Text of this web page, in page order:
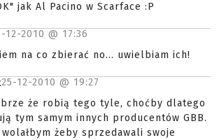
jak Al Pacino w Scarface :P
12-2010 @ 17:36
na co zbierać no... uwielbiam ich!
25-12-2010 @ 19:27
że robią tego tyle, choćby dlatego
tym samym innych producentów GBB.
wolałbym żeby sprzedawali swoje